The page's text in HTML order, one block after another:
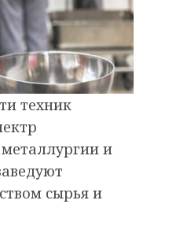
техник
и
сырья и